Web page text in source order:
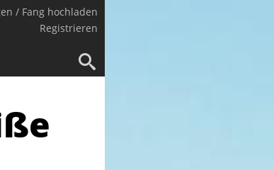
/ Fang hochladen
Registrieren